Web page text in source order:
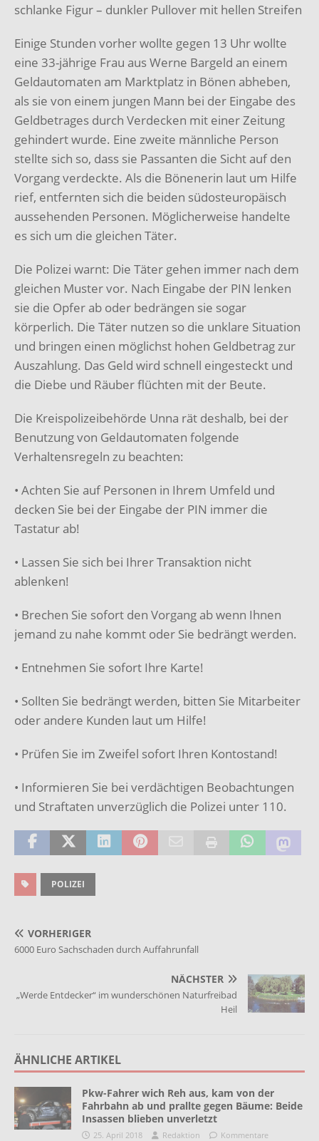
schlanke Figur – dunkler Pullover mit hellen Streifen
Einige Stunden vorher wollte gegen 13 Uhr wollte
eine 33-jährige Frau aus Werne Bargeld an einem
Geldautomaten am Marktplatz in Bönen abheben,
als sie von einem jungen Mann bei der Eingabe des
Geldbetrages durch Verdecken mit einer Zeitung
gehindert wurde. Eine zweite männliche Person
stellte sich so, dass sie Passanten die Sicht auf den
Vorgang verdeckte. Als die Bönenerin laut um Hilfe
rief, entfernten sich die beiden südosteuropäisch
aussehenden Personen. Möglicherweise handelte
es sich um die gleichen Täter.
Die Polizei warnt: Die Täter gehen immer nach dem
gleichen Muster vor. Nach Eingabe der PIN lenken
sie die Opfer ab oder bedrängen sie sogar
körperlich. Die Täter nutzen so die unklare Situation
und bringen einen möglichst hohen Geldbetrag zur
Auszahlung. Das Geld wird schnell eingesteckt und
die Diebe und Räuber flüchten mit der Beute.
Die Kreispolizeibehörde Unna rät deshalb, bei der
Benutzung von Geldautomaten folgende
Verhaltensregeln zu beachten:
• Achten Sie auf Personen in Ihrem Umfeld und
decken Sie bei der Eingabe der PIN immer die
Tastatur ab!
• Lassen Sie sich bei Ihrer Transaktion nicht
ablenken!
• Brechen Sie sofort den Vorgang ab wenn Ihnen
jemand zu nahe kommt oder Sie bedrängt werden.
• Entnehmen Sie sofort Ihre Karte!
• Sollten Sie bedrängt werden, bitten Sie Mitarbeiter
oder andere Kunden laut um Hilfe!
• Prüfen Sie im Zweifel sofort Ihren Kontostand!
• Informieren Sie bei verdächtigen Beobachtungen
und Straftaten unverzüglich die Polizei unter 110.
POLIZEI
VORHERIGER
6000 Euro Sachschaden durch Auffahrunfall
NÄCHSTER
„Werde Entdecker“ im wunderschönen Naturfreibad
Heil
ÄHNLICHE ARTIKEL
Pkw-Fahrer wich Reh aus, kam von der
Fahrbahn ab und prallte gegen Bäume: Beide
Insassen blieben unverletzt
25. April 2018 Redaktion Kommentare